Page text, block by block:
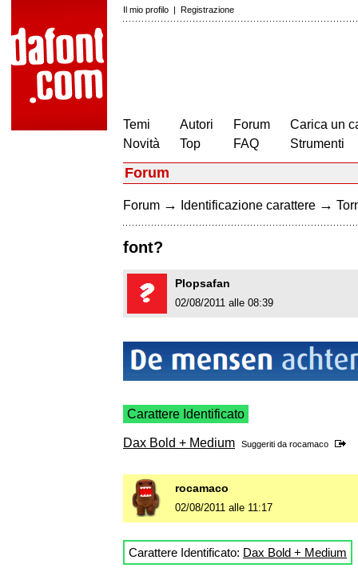
Il mio profilo | Registrazione
Temi
Novità
Autori
Top
Forum
FAQ
Carica un
Strumenti
Forum
Forum → Identificazione carattere →
font?
Plopsafan
02/08/2011 alle 08:39
Carattere Identificato
Dax Bold + Medium Suggeriti da rocamaco
rocamaco
02/08/2011 alle 11:17
Carattere Identificato: Dax Bold + Medium